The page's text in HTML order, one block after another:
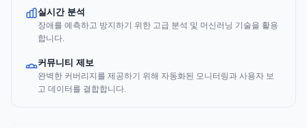
실시간 분석
장애를 예측하고 방지하기 위한 고급 분석 및 머신러닝 기술을 활용
합니다.
커뮤니티 제보
완벽한 커버리지를 제공하기 위해 자동화된 모니터링과 사용자 보
고 데이터를 결합합니다.